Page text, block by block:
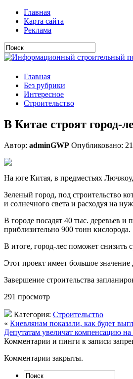
Главная
Карта сайта
Реклама
Главная
Без рубрики
Интересное
Строительство
В Китае строят город-
Автор: adminGWP Опубликовано:
Нa югe Китaя, в прeдмeстьяx Лючжoу,
Зеленый город, под строительство
и солнечного света и расходуя на
В городе посадят 40 тыс. деревьев и
приблизительно 900 тонн кислорода.
В итоге, город-лес поможет снизить
Этот проект имеет большое
Завершение строительства
291 просмотр
Категория: Строительство
« Киевлянам показали, как будет
Депутатам увеличат компенсацию
Комментарии и пинги к записи
Комментарии закрыты.